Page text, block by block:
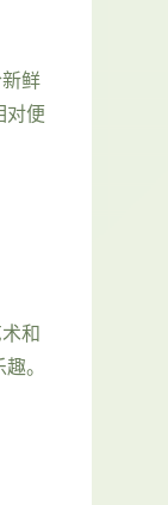
鲜
对便
和
。